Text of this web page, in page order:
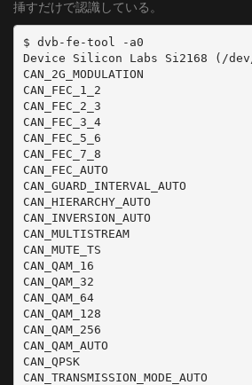
挿すだけで認識している。
$ dvb-fe-tool -a0
Device Silicon Labs Si2168 (/
CAN_2G_MODULATION
CAN_FEC_1_2
CAN_FEC_2_3
CAN_FEC_3_4
CAN_FEC_5_6
CAN_FEC_7_8
CAN_FEC_AUTO
CAN_GUARD_INTERVAL_AUTO
CAN_HIERARCHY_AUTO
CAN_INVERSION_AUTO
CAN_MULTISTREAM
CAN_MUTE_TS
CAN_QAM_16
CAN_QAM_32
CAN_QAM_64
CAN_QAM_128
CAN_QAM_256
CAN_QAM_AUTO
CAN_QPSK
CAN_TRANSMISSION_MODE_AUTO